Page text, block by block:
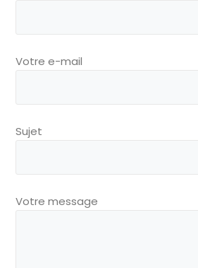
Votre e-mail
Sujet
Votre message